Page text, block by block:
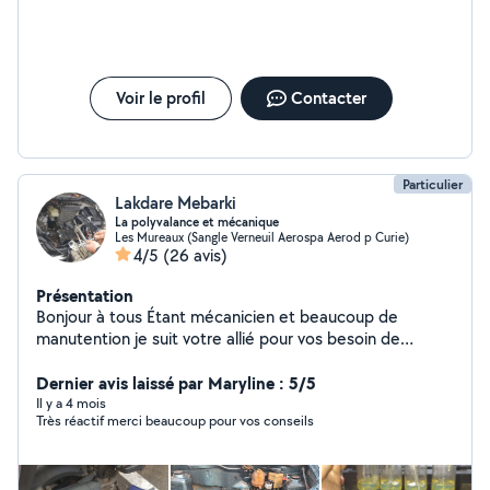
Voir le profil Contacter
Particulier
Lakdare Mebarki
La polyvalance et mécanique
Les Mureaux (Sangle Verneuil Aerospa Aerod p Curie)
4/5 (26 avis)
Présentation
Bonjour à tous Étant mécanicien et beaucoup de
manutention je suit votre allié pour vos besoin de
votre déménagement, installer vos clôture ou divers
travaux de nettoyage , Aussi pour vos déplacements
cours ou autres (((((( MÉCANIQUE AUTOMOBILE et
pour l'entretien de votre véhicule ,suspension , vidanges
Dernier avis laissé par Maryline : 5/5
Il y a 4 mois
Très réactif merci beaucoup pour vos conseils